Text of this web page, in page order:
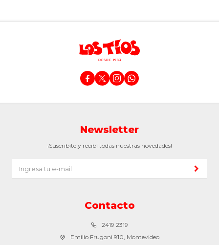
   
Contacto
2419 2319
Emilio Frugoni 910, Montevideo
Newsletter
¡Suscribite y recibí todas nuestras novedades!